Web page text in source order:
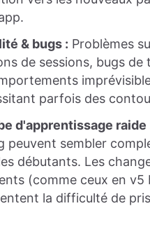
& bugs : Problèmes
de sessions, bugs de
parfois des
d'apprentissage raide
peuvent sembler
débutants. Les
(comme ceux en v5
la difficulté de